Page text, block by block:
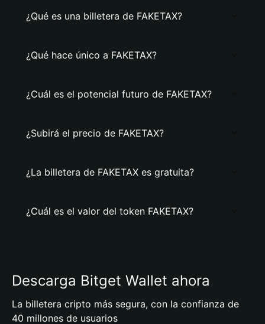
¿Qué es una billetera de FAKETAX?
¿Qué hace único a FAKETAX?
¿Cuál es el potencial futuro de FAKETAX?
¿Subirá el precio de FAKETAX?
¿La billetera de FAKETAX es gratuita?
¿Cuál es el valor del token FAKETAX?
Descarga Bitget Wallet ahora
La billetera cripto más segura, con la confianza de
40 millones de usuarios